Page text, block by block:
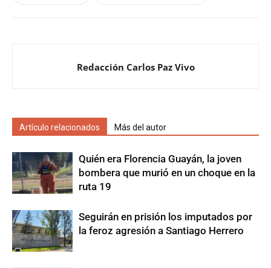
Redacción Carlos Paz Vivo
Artículo relacionados Más del autor
Quién era Florencia Guayán, la joven
bombera que murió en un choque en la
ruta 19
Seguirán en prisión los imputados por
la feroz agresión a Santiago Herrero